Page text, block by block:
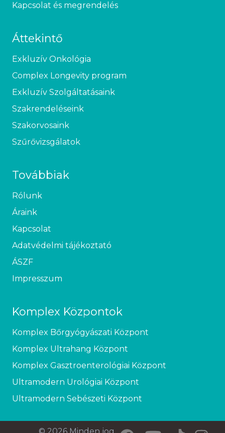
Kapcsolat és megrendelés
Áttekintő
Exkluzív Onkológia
Complex Longevity program
Exkluzív Szolgáltatásaink
Szakrendeléseink
Szakorvosaink
Szűrővizsgálatok
Továbbiak
Rólunk
Áraink
Kapcsolat
Adatvédelmi tájékoztató
ÁSZF
Impresszum
Komplex Központok
Komplex Bőrgyógyászati Központ
Komplex Ultrahang Központ
Komplex Gasztroenterológiai Központ
Ultramodern Urológiai Központ
Ultramodern Sebészeti Központ